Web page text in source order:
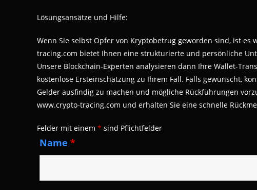
Lösungsansätze und Hilfe:
Wenn Sie selbst Opfer von Kryptobetrug geworden sind, ist es
tracing.com bietet Ihnen eine strukturierte und persönliche
Unsere Blockchain-Experten analysieren dann Ihre Wallet-
kostenlose Ersteinschätzung zu Ihrem Fall. Falls gewünscht,
Gelder ausfindig zu machen und mögliche Rückführungen
www.crypto-tracing.com und erhalten Sie eine schnelle
Felder mit einem * sind Pflichtfelder
Name *